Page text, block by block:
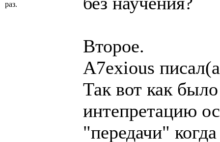
раз.
Второе.
A7exious
Так вот как
интепретацию
"передачи"